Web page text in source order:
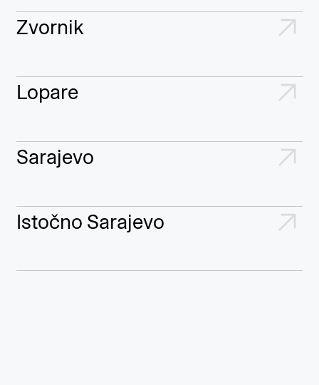
Zvornik
Lopare
Sarajevo
Istočno Sarajevo